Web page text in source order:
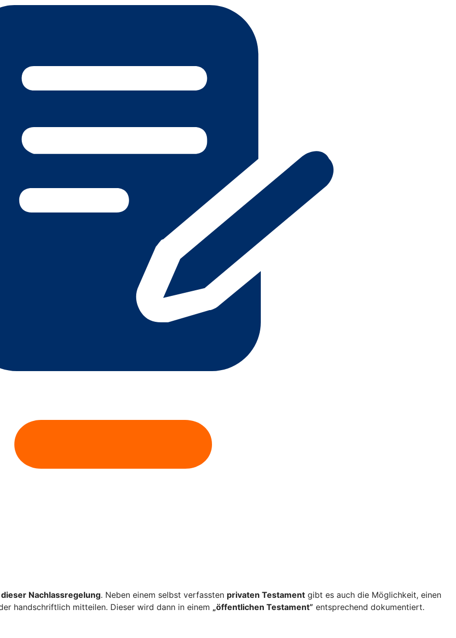
Nachlassregelung. Neben einem selbst verfassten privaten Testament gibt es auch die Möglichkeit, einen
handschriftlich mitteilen. Dieser wird dann in einem „öffentlichen Testament” entsprechend dokumentiert.